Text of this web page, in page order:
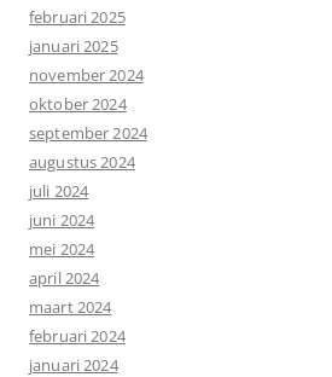
februari 2025
januari 2025
november 2024
oktober 2024
september 2024
augustus 2024
juli 2024
juni 2024
mei 2024
april 2024
maart 2024
februari 2024
januari 2024